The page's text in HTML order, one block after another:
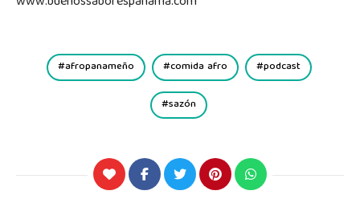
afropanameño comida afro podcast
sazón